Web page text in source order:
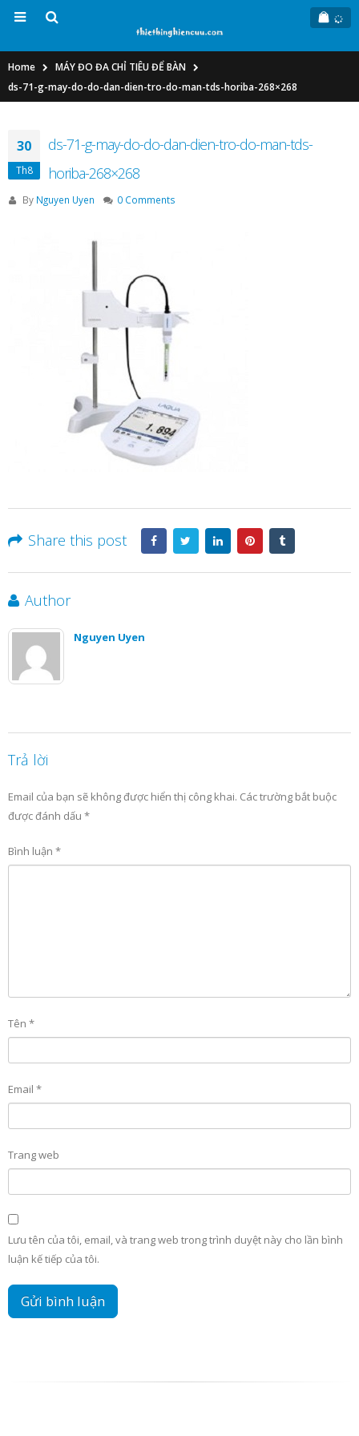
Home
MÁY ĐO ĐA CHỈ TIÊU ĐỂ BÀN
ds-71-g-may-do-do-dan-dien-tro-do-man-tds-horiba-268×268
30
Th8
ds-71-g-may-do-do-dan-dien-tro-do-man-tds-
horiba-268×268
By Nguyen Uyen 0 Comments
Share this post
Author
Nguyen Uyen
Trả lời
Email của bạn sẽ không được hiển thị công khai. Các trường bắt buộc
được đánh dấu *
Bình luận *
Tên *
Email *
Trang web
Lưu tên của tôi, email, và trang web trong trình duyệt này cho lần bình
luận kế tiếp của tôi.